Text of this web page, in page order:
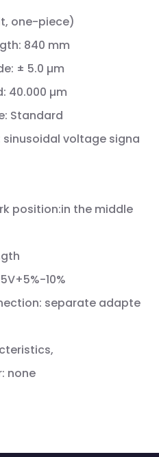
one-piece)
840 mm
± 5.0 µm
40.000 µm
Standard
voltage signa
position:in the middle
10%
separate adapte
none